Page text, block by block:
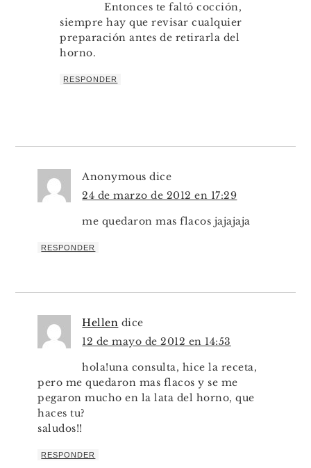
Entonces te faltó cocción,
siempre hay que revisar cualquier
preparación antes de retirarla del
horno.
RESPONDER
Anonymous dice
24 de marzo de 2012 en 17:29
me quedaron mas flacos jajajaja
RESPONDER
Hellen dice
12 de mayo de 2012 en 14:53
hola!una consulta, hice la receta,
pero me quedaron mas flacos y se me
pegaron mucho en la lata del horno, que
haces tu?
saludos!!
RESPONDER